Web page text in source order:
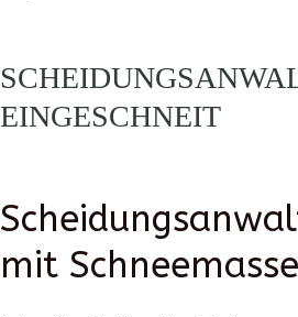
EINGESCHNEIT
mit